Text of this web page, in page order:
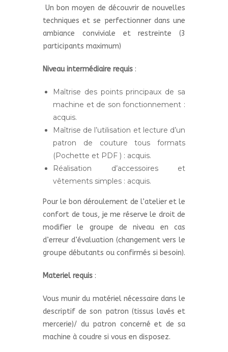
Un bon moyen de découvrir de nouvelles
techniques et se perfectionner dans une
ambiance conviviale et restreinte (3
participants maximum)
Niveau intermédiaire requis :
Maîtrise des points principaux de sa
machine et de son fonctionnement :
acquis.
Maîtrise de l’utilisation et lecture d’un
patron de couture tous formats
(Pochette et PDF ) : acquis.
Réalisation d’accessoires et
vêtements simples : acquis.
Pour le bon déroulement de l’atelier et le
confort de tous, je me réserve le droit de
modifier le groupe de niveau en cas
d’erreur d’évaluation (changement vers le
groupe débutants ou confirmés si besoin).
Materiel requis :
Vous munir du matériel nécessaire dans le
descriptif de son patron (tissus lavés et
mercerie)/ du patron concerné et de sa
machine à coudre si vous en disposez.